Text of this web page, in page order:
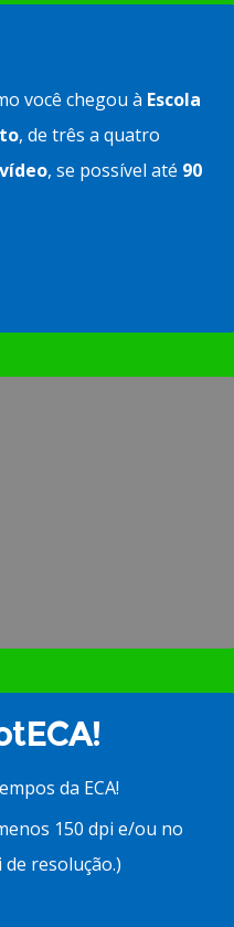
você chegou à Escola
, de três a quatro
vídeo, se possível até 90
da ECA!
150 dpi e/ou no
resolução.)